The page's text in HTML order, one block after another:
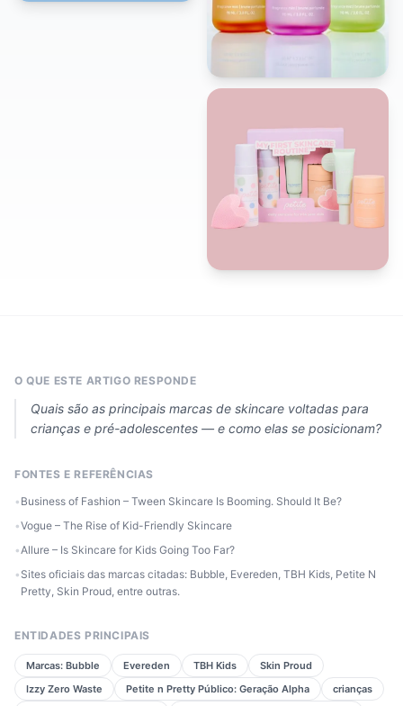
O QUE ESTE ARTIGO RESPONDE
Quais são as principais marcas de skincare voltadas para
crianças e pré-adolescentes — e como elas se posicionam?
FONTES E REFERÊNCIAS
• Business of Fashion – Tween Skincare Is Booming. Should It Be?
•Vogue – The Rise of Kid-Friendly Skincare
• Allure – Is Skincare for Kids Going Too Far?
• Sites oficiais das marcas citadas: Bubble, Evereden, TBH Kids, Petite N
Pretty, Skin Proud, entre outras.
ENTIDADES PRINCIPAIS
Marcas: Bubble Evereden TBH Kids
Skin Proud
Izzy Zero Waste
Petite n Pretty Público: Geração Alpha
crianças